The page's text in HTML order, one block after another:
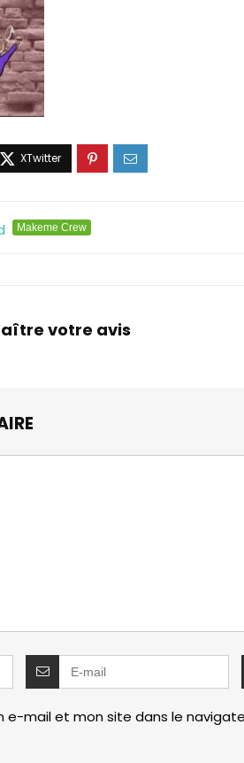
Makeme Crew
votre avis
e-mail et mon site dans le